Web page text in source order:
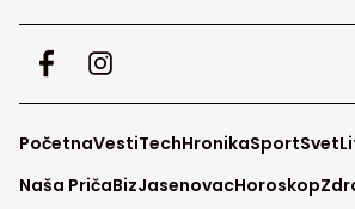
PočetnaVestiTechHronikaSportSvet
Naša PričaBizJasenovacHoroskop